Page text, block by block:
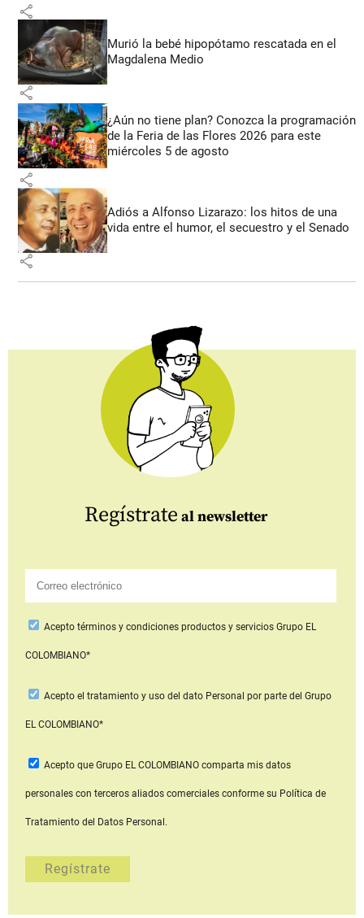
share
Murió la bebé hipopótamo rescatada en el
Magdalena Medio
share
¿Aún no tiene plan? Conozca la programación
de la Feria de las Flores 2026 para este
miércoles 5 de agosto
share
Adiós a Alfonso Lizarazo: los hitos de una
vida entre el humor, el secuestro y el Senado
share
Regístrate al newsletter
Aceptotérminos y condiciones productos y serviciosGrupo EL
COLOMBIANO*
Acepto el tratamiento y uso del dato Personal por parte del Grupo
EL COLOMBIANO*
Acepto que Grupo EL COLOMBIANOcomparta mis datos
personales con terceros aliados comerciales conforme su Política de
Tratamiento del Datos Personal.